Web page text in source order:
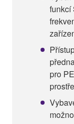
funkcí
pro